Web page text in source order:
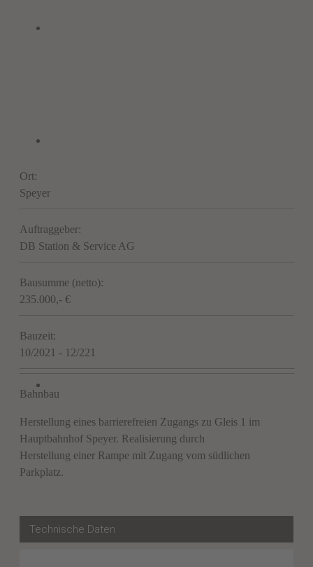
Ort:
Speyer
Auftraggeber:
DB Station & Service AG
Bausumme (netto):
235.000,- €
Bauzeit:
10/2021 - 12/221
Bahnbau
Herstellung eines barrierefreien Zugangs zu Gleis 1 im
Hauptbahnhof Speyer. Realisierung durch
Herstellung einer Rampe mit Zugang vom südlichen
Parkplatz.
Technische Daten